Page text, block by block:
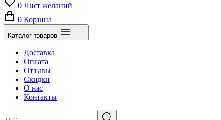
0 Лист желаний
0 Корзина
Каталог товаров
Доставка
Оплата
Отзывы
Скидки
О нас
Контакты